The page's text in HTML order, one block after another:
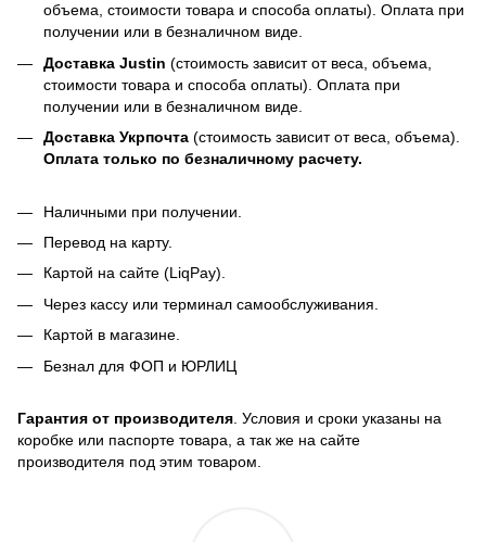
объема, стоимости товара и способа оплаты). Оплата при
получении или в безналичном виде.
Доставка Justin (стоимость зависит от веса, объема,
стоимости товара и способа оплаты). Оплата при
получении или в безналичном виде.
Доставка Укрпочта (стоимость зависит от веса, объема).
Оплата только по безналичному расчету.
Наличными при получении.
Перевод на карту.
Картой на сайте (LiqPay).
Через кассу или терминал самообслуживания.
Картой в магазине.
Безнал для ФОП и ЮРЛИЦ
Гарантия от производителя . Условия и сроки указаны на
коробке или паспорте товара, а так же на сайте
производителя под этим товаром.